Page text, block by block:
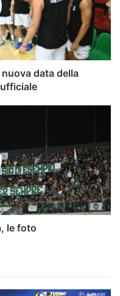
data della
le foto